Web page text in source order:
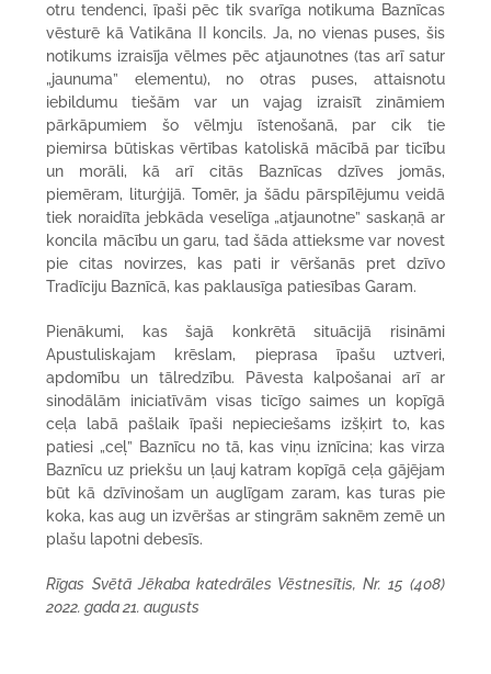
otru tendenci, īpaši pēc tik svarīga notikuma Baznīcas
vēsturē kā Vatikāna II koncils. Ja, no vienas puses, šis
notikums izraisīja vēlmes pēc atjaunotnes (tas arī satur
„jaunuma” elementu), no otras puses, attaisnotu
iebildumu tiešām var un vajag izraisīt zināmiem
pārkāpumiem šo vēlmju īstenošanā, par cik tie
piemirsa būtiskas vērtības katoliskā mācībā par ticību
un morāli, kā arī citās Baznīcas dzīves jomās,
piemēram, liturģijā. Tomēr, ja šādu pārspīlējumu veidā
tiek noraidīta jebkāda veselīga „atjaunotne” saskaņā ar
koncila mācību un garu, tad šāda attieksme var novest
pie citas novirzes, kas pati ir vēršanās pret dzīvo
Tradīciju Baznīcā, kas paklausīga patiesības Garam.
Pienākumi, kas šajā konkrētā situācijā risināmi
Apustuliskajam krēslam, pieprasa īpašu uztveri,
apdomību un tālredzību. Pāvesta kalpošanai arī ar
sinodālām iniciatīvām visas ticīgo saimes un kopīgā
ceļa labā pašlaik īpaši nepieciešams izšķirt to, kas
patiesi „ceļ” Baznīcu no tā, kas viņu iznīcina; kas virza
Baznīcu uz priekšu un ļauj katram kopīgā ceļa gājējam
būt kā dzīvinošam un auglīgam zaram, kas turas pie
koka, kas aug un izvēršas ar stingrām saknēm zemē un
plašu lapotni debesīs.
Rīgas Svētā Jēkaba katedrāles Vēstnesītis, Nr. 15 (408)
2022. gada 21. augusts